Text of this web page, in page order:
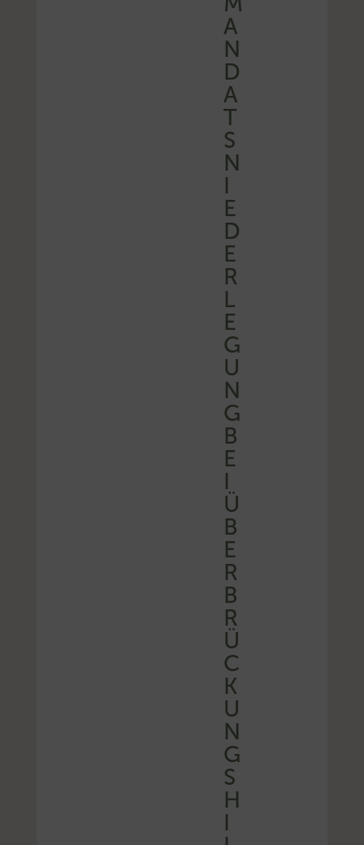
A
N
D
A
T
S
N
I
E
D
E
R
L
E
G
U
N
G
B
E
I
Ü
B
E
R
B
R
Ü
C
K
U
N
G
S
H
I